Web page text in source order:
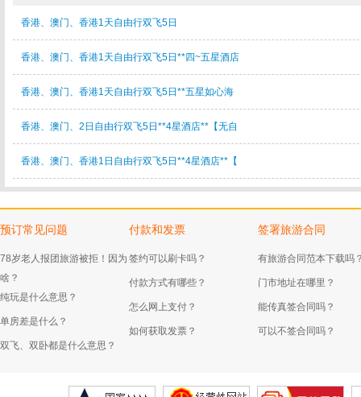
香港、澳门、香港1天自由行双飞5日
香港、澳门、香港1天自由行双飞5日**四~五星酒店
香港、澳门、香港1天自由行双飞5日**五星如心海
香港、澳门、2日自由行双飞5日**4星酒店**【无自
香港、澳门、香港1日自由行双飞5日**4星酒店**【
预订常见问题
78岁老人报团旅游被拒！因为
啥？
纯玩是什么意思？
单房差是什么？
双飞、双卧都是什么意思？
付款和发票
签约可以刷卡吗？
付款方式有哪些？
怎么网上支付？
如何获取发票？
签署旅游合同
有旅游合同范本下载吗
门市地址在哪里？
能传真签合同吗？
可以不签合同吗？